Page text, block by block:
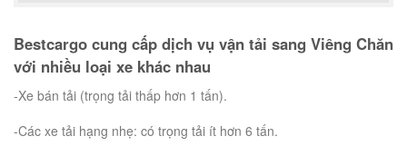
Bestcargo cung cấp dịch vụ vận tải sang Viêng Chăn
với nhiều loại xe khác nhau
-Xe bán tải (trọng tải thấp hơn 1 tấn).
-Các xe tải hạng nhẹ: có trọng tải ít hơn 6 tấn.